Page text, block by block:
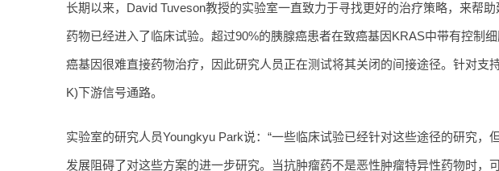
长期以来，David Tuveson教授的实验室一直致力于寻找更好的治疗策略，来帮
药物已经进入了临床试验。超过90%的胰腺癌患者在致癌基因KRAS中带有控制
癌基因很难直接药物治疗，因此研究人员正在测试将其关闭的间接途径。针对支
K)下游信号通路。
实验室的研究人员Youngkyu Park说：“一些临床试验已经针对这些途径的研究，
发展阻碍了对这些方案的进一步研究。当抗肿瘤药不是恶性肿瘤特异性药物时，